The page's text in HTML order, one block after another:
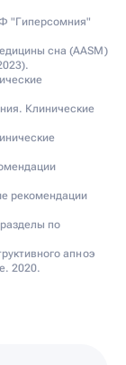
"Гиперсомния"
сна (AASM)
Клинические
рекомендации
по
апноэ
2020.